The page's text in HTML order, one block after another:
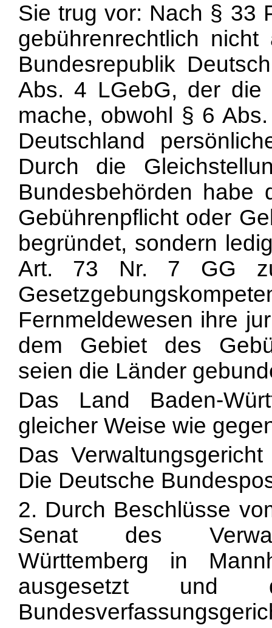
Sie trug vor: Nach § 33
gebührenrechtlich
Bundesrepublik
Abs. 4 LGebG, der die
mache, obwohl § 6
Deutschland
Durch die
Bundesbehörden habe
Gebührenpflicht oder
begründet, sondern
Art. 73 Nr. 7 GG
Fernmeldewesen ihre
dem Gebiet des
seien die Länder
Das Land Baden-
gleicher Weise wie
Das
Die Deutsche
2. Durch Beschlüsse
Senat des
Württemberg in
ausgesetzt und